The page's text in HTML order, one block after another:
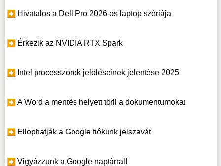
Hivatalos a Dell Pro 2026-os laptop szériája
Érkezik az NVIDIA RTX Spark
Intel processzorok jelöléseinek jelentése 2025
A Word a mentés helyett törli a dokumentumokat
Ellophatják a Google fiókunk jelszavát
Vigyázzunk a Google naptárral!